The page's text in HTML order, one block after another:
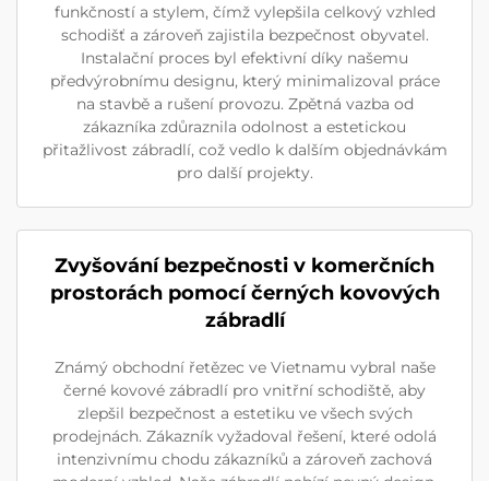
funkčností a stylem, čímž vylepšila celkový vzhled
schodišť a zároveň zajistila bezpečnost obyvatel.
Instalační proces byl efektivní díky našemu
předvýrobnímu designu, který minimalizoval práce
na stavbě a rušení provozu. Zpětná vazba od
zákazníka zdůraznila odolnost a estetickou
přitažlivost zábradlí, což vedlo k dalším objednávkám
pro další projekty.
Zvyšování bezpečnosti v komerčních
prostorách pomocí černých kovových
zábradlí
Známý obchodní řetězec ve Vietnamu vybral naše
černé kovové zábradlí pro vnitřní schodiště, aby
zlepšil bezpečnost a estetiku ve všech svých
prodejnách. Zákazník vyžadoval řešení, které odolá
intenzivnímu chodu zákazníků a zároveň zachová